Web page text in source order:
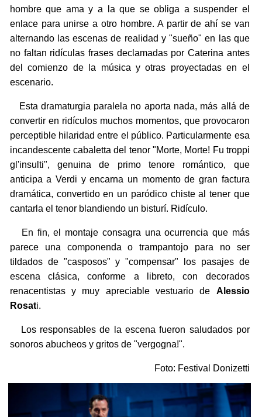
hombre que ama y a la que se obliga a suspender el
enlace para unirse a otro hombre. A partir de ahí se van
alternando las escenas de realidad y "sueño" en las que
no faltan ridículas frases declamadas por Caterina antes
del comienzo de la música y otras proyectadas en el
escenario.
Esta dramaturgia paralela no aporta nada, más allá de
convertir en ridículos muchos momentos, que provocaron
perceptible hilaridad entre el público. Particularmente esa
incandescente cabaletta del tenor "Morte, Morte! Fu troppi
gl'insulti", genuina de primo tenore romántico, que
anticipa a Verdi y encarna un momento de gran factura
dramática, convertido en un paródico chiste al tener que
cantarla el tenor blandiendo un bisturí. Ridículo.
En fin, el montaje consagra una ocurrencia que más
parece una componenda o trampantojo para no ser
tildados de "casposos" y "compensar" los pasajes de
escena clásica, conforme a libreto, con decorados
renacentistas y muy apreciable vestuario de Alessio
Rosati.
Los responsables de la escena fueron saludados por
sonoros abucheos y gritos de "vergogna!".
Foto: Festival Donizetti